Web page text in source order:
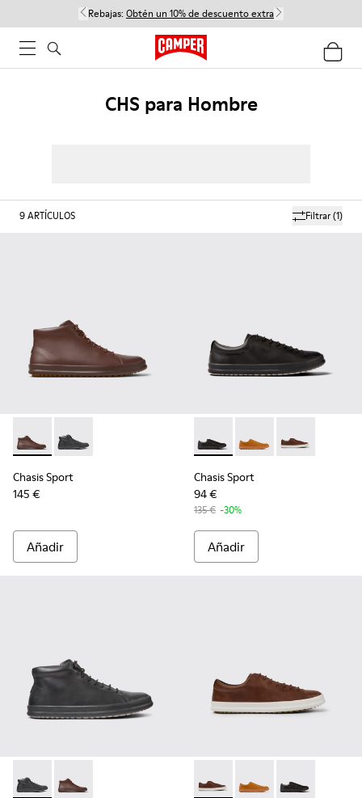
Rebajas: Obtén un 10% de descuento extra
CHS para Hombre
Filtrar(1)
9ARTÍCULOS
Chasis Sport - K300236-022 - Botines de piel marrones para
Chasis Sport - K300236-004 - Botines de piel negros
Chasis Sport
145 €
Añadir
Chasis Sport - K100373-
Chasis Sport -
Chasis Sport
Chasis Sport
94 €
135 € -30%
Añadir
Chasis Sport - K300236-004 - Botines de piel negros para
Chasis Sport - K300236-022 - Botines de piel
Chasis Sport - K100373-
Chasis Sport -
Chasis Sport